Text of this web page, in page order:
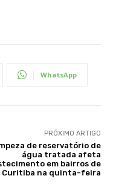
WhatsApp
PRÓXIMO ARTIGO
de reservatório de
água tratada afeta
em bairros de
Curitiba na quinta-feira